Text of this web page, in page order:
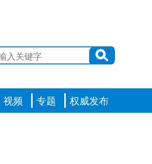
视频 专题 权威发布